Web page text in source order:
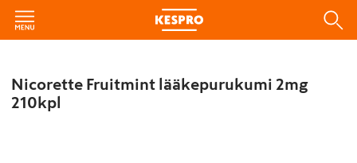
Nicorette Fruitmint lääkepurukumi 2mg
210kpl